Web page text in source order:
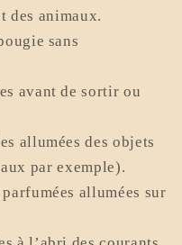
des animaux.
sans
avant de sortir ou
allumées des objets
par exemple).
allumées sur